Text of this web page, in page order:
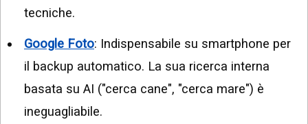
tecniche.
Google Foto: Indispensabile su smartphone per
il backup automatico. La sua ricerca interna
basata su AI ("cerca cane", "cerca mare") è
ineguagliabile.